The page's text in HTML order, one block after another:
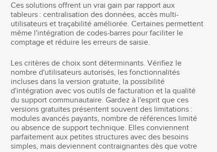
Ces solutions offrent un vrai gain par rapport aux
tableurs : centralisation des données, accès multi-
utilisateurs et traçabilité améliorée. Certaines permettent
même l'intégration de codes-barres pour faciliter le
comptage et réduire les erreurs de saisie.
Les critères de choix sont déterminants. Vérifiez le
nombre d'utilisateurs autorisés, les fonctionnalités
incluses dans la version gratuite, la possibilité
d'intégration avec vos outils de facturation et la qualité
du support communautaire. Gardez à l'esprit que ces
versions gratuites présentent souvent des limitations :
modules avancés payants, nombre de références limité
ou absence de support technique. Elles conviennent
parfaitement aux petites structures avec des besoins
simples, mais deviennent contraignantes dès que votre